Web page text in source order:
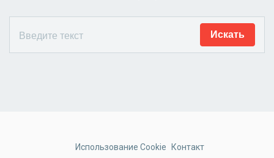
Использование Cookie Контакт